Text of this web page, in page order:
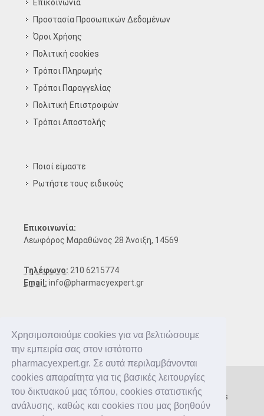
Χρησιμοποιούμε cookies για να βελτιώσουμε
την εμπειρία σας στον ιστότοπο
pharmacyexpert.gr. Σε αυτά περιλαμβάνονται
cookies απαραίτητα για τις βασικές λειτουργίες
του δικτυακού μας τόπου, cookies στατιστικής
ανάλυσης, καθώς και cookies που μας βοηθούν
Επικοινωνία
Προστασία Προσωπικών Δεδομένων
Όροι Χρήσης
Πολιτική cookies
Τρόποι Πληρωμής
Τρόποι Παραγγελίας
Πολιτική Επιστροφών
Τρόποι Aποστολής
Ποιοί είμαστε
Ρωτήστε τους ειδικούς
Επικοινωνία:
Λεωφόρος Μαραθώνος 28 Άνοιξη, 14569
Τηλέφωνο: 210 6215774
Email: info@pharmacyexpert.gr
Copyright © 2016-2026 Pharmacy Expert. All rights
reserved.